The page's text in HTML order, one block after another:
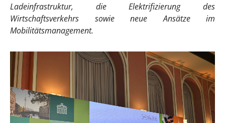
Ladeinfrastruktur, die Elektrifizierung des
Wirtschaftsverkehrs sowie neue Ansätze im
Mobilitätsmanagement.